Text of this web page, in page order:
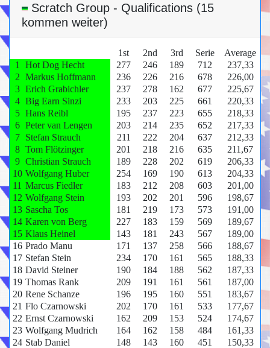
Scratch Group - Qualifications (15
kommen weiter)
1st 2nd 3rd Serie
Average
1
Hot Dog Hecht 277 246 189 712
237,33
2 Markus Hoffmann 236 226 216 678
226,00
3 Erich Grabichler 237 278 162 677
225,67
4 Big Earn Sinzi 233 203 225 661
220,33
5 Hans Reibl 195 237 223 655
218,33
6 Peter van Lengen 203 214 235 652
217,33
7
Stefan Strauch 211 222 204 637
212,33
8 Tom Flötzinger 201 218 216 635
211,67
9 Christian Strauch 189 228 202 619
206,33
10 Wolfgang Huber 254 169 190 613
204,33
11 Marcus Fiedler 183 212 208 603
201,00
12 Wolfgang Stein 193 202 201 596
198,67
13 Sascha Tos 181 219 173 573
191,00
14 Karen von Berg 227 183 159 569
189,67
15 Klaus Heinel 143 181 243 567
189,00
16 Prado Manu 171 137 258 566
188,67
17 Stefan Stein 234 170 161 565
188,33
18 David Steiner 190 184 188 562
187,33
19 Thomas Rank 209 191 161 561
187,00
20 Rene Schanze 196 195 160 551
183,67
21 Flo Czarnowski 202 170 161 533
177,67
22 Ernst Czarnowski 162 209 153 524
174,67
23 Wolfgang Mudrich 164 162 158 484
161,33
24 Stab Daniel 148 143 160 451
150,33